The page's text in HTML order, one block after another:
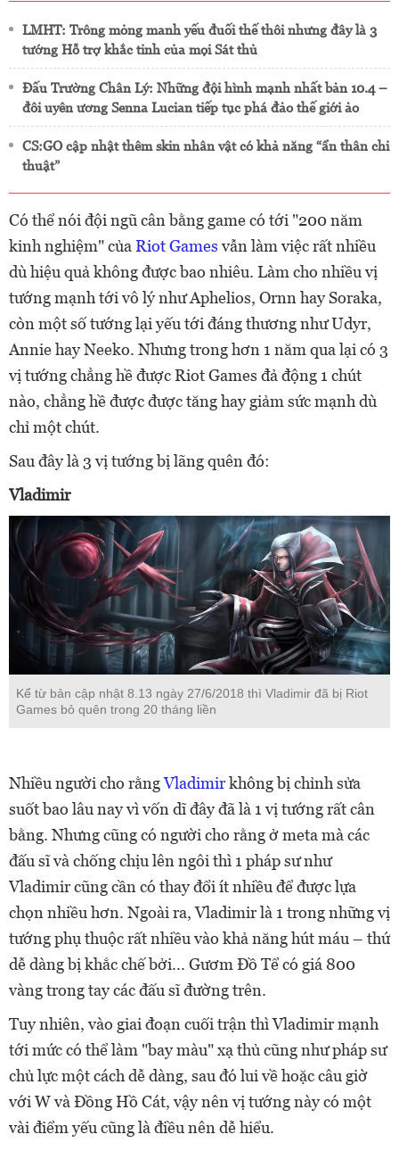
LMHT: Trông mỏng manh yếu đuối thế thôi nhưng đây là 3
tướng Hỗ trợ khắc tinh của mọi Sát thủ
Đấu Trường Chân Lý: Những đội hình mạnh nhất bản 10.4 –
đôi uyên ương Senna Lucian tiếp tục phá đảo thế giới ảo
CS:GO cập nhật thêm skin nhân vật có khả năng “ẩn thân chi
thuật”
Có thể nói đội ngũ cân bằng game có tới "200 năm
kinh nghiệm" của Riot Gamesvẫn làm việc rất nhiều
dù hiệu quả không được bao nhiêu. Làm cho nhiều vị
tướng mạnh tới vô lý như Aphelios, Ornn hay Soraka,
còn một số tướng lại yếu tới đáng thương như Udyr,
Annie hay Neeko. Nhưng trong hơn 1 năm qua lại có 3
vị tướng chẳng hề được Riot Games đả động 1 chút
nào, chẳng hề được được tăng hay giảm sức mạnh dù
chỉ một chút.
Sau đây là 3 vị tướng bị lãng quên đó:
Vladimir
Kể từ bản cập nhật 8.13 ngày 27/6/2018 thì Vladimir đã bị Riot
Games bỏ quên trong 20 tháng liền
Nhiều người cho rằngVladimirkhông bị chỉnh sửa
suốt bao lâu nay vì vốn dĩ đây đã là 1 vị tướng rất cân
bằng. Nhưng cũng có người cho rằng ở meta mà các
đấu sĩ và chống chịu lên ngôi thì 1 pháp sư như
Vladimir cũng cần có thay đổi ít nhiều để được lựa
chọn nhiều hơn. Ngoài ra, Vladimir là 1 trong những vị
tướng phụ thuộc rất nhiều vào khả năng hút máu – thứ
dễ dàng bị khắc chế bởi... Gươm Đồ Tể có giá 800
vàng trong tay các đấu sĩ đường trên.
Tuy nhiên, vào giai đoạn cuối trận thì Vladimir mạnh
tới mức có thể làm "bay màu" xạ thủ cũng như pháp sư
chủ lực một cách dễ dàng, sau đó lui về hoặc câu giờ
với W và Đồng Hồ Cát, vậy nên vị tướng này có một
vài điểm yếu cũng là điều nên dễ hiểu.